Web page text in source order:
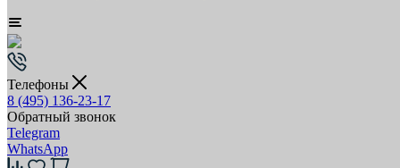
Телефоны
8 (495) 136-23-17
Обратный звонок
Telegram
WhatsApp